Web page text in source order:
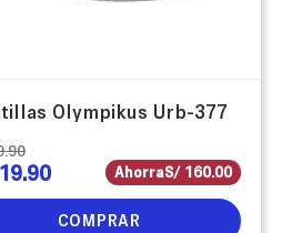
Olympikus Urb-377
.90
.90 AhorraS/ 160.00
COMPRAR